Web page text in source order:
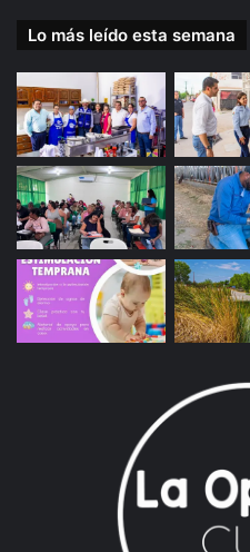
Lo más leído esta semana